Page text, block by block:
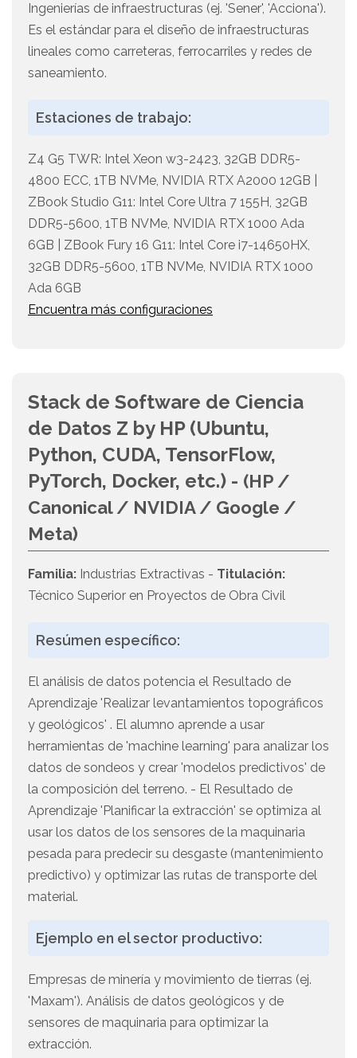
Ingenierías de infraestructuras (ej. 'Sener', 'Acciona').
Es el estándar para el diseño de infraestructuras
lineales como carreteras, ferrocarriles y redes de
saneamiento.
Estaciones de trabajo:
Z4 G5 TWR: Intel Xeon w3-2423, 32GB DDR5-
4800 ECC, 1TB NVMe, NVIDIA RTX A2000 12GB |
ZBook Studio G11: Intel Core Ultra 7 155H, 32GB
DDR5-5600, 1TB NVMe, NVIDIA RTX 1000 Ada
6GB | ZBook Fury 16 G11: Intel Core i7-14650HX,
32GB DDR5-5600, 1TB NVMe, NVIDIA RTX 1000
Ada 6GB
Encuentra más configuraciones
Stack de Software de Ciencia
de Datos Z by HP (Ubuntu,
Python, CUDA, TensorFlow,
PyTorch, Docker, etc.) - (HP /
Canonical / NVIDIA / Google /
Meta)
Familia: Industrias Extractivas - Titulación:
Técnico Superior en Proyectos de Obra Civil
Resúmen específico:
El análisis de datos potencia el Resultado de
Aprendizaje 'Realizar levantamientos topográficos
y geológicos' . El alumno aprende a usar
herramientas de 'machine learning' para analizar los
datos de sondeos y crear 'modelos predictivos' de
la composición del terreno. - El Resultado de
Aprendizaje 'Planificar la extracción' se optimiza al
usar los datos de los sensores de la maquinaria
pesada para predecir su desgaste (mantenimiento
predictivo) y optimizar las rutas de transporte del
material.
Ejemplo en el sector productivo:
Empresas de minería y movimiento de tierras (ej.
'Maxam'). Análisis de datos geológicos y de
sensores de maquinaria para optimizar la
extracción.